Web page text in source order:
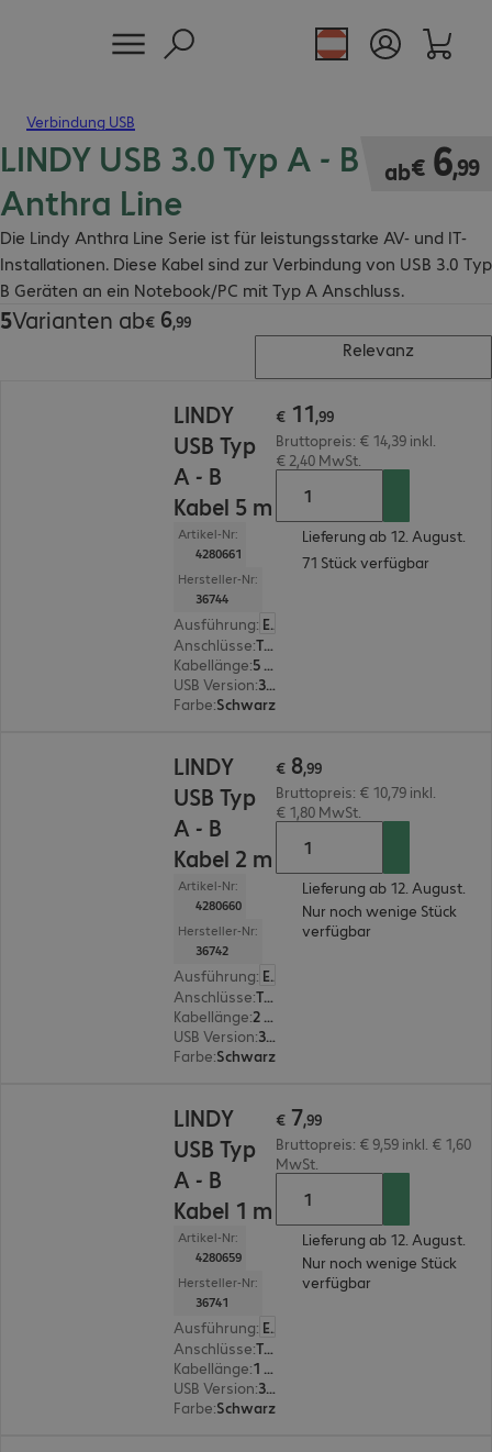
Verbindung USB
LINDY USB 3.0 Typ A - B Kabel
Anthra Line
Die Lindy Anthra Line Serie ist für leistungsstarke AV- und IT-
Installationen. Diese Kabel sind zur Verbindung von USB 3.0 Typ
B Geräten an ein Notebook/PC mit Typ A Anschluss.
ab€ 6,99
€ 6,99
5Varianten ab€ 6,99
€ 6,99
Relevanz
LINDY
USB Typ
A - B
Kabel 5 m
Artikel-Nr:
4280661
Hersteller-Nr:
36744
Ausführung:
Europäisch
Anschlüsse: Typ A | Typ B
Kabellänge:
5 m
USB Version: 3.0
Farbe:Schwarz
€ 11,99
Bruttopreis: € 14,39 inkl.
€ 2,40 MwSt.
Lieferung ab 12. August.
71 Stück verfügbar
LINDY
USB Typ
A - B
Kabel 2 m
Artikel-Nr:
4280660
Hersteller-Nr:
36742
Ausführung:
Europäisch
Anschlüsse: Typ A | Typ B
Kabellänge:
2 m
USB Version: 3.0
Farbe:Schwarz
€ 8,99
Bruttopreis: € 10,79 inkl.
€ 1,80 MwSt.
Lieferung ab 12. August.
Nur noch wenige Stück
verfügbar
LINDY
USB Typ
A - B
Kabel 1 m
Artikel-Nr:
4280659
Hersteller-Nr:
36741
Ausführung:
Europäisch
Anschlüsse: Typ A | Typ B
Kabellänge:
1 m
USB Version: 3.0
Farbe:Schwarz
€ 7,99
Bruttopreis: € 9,59 inkl. € 1,60
MwSt.
Lieferung ab 12. August.
Nur noch wenige Stück
verfügbar